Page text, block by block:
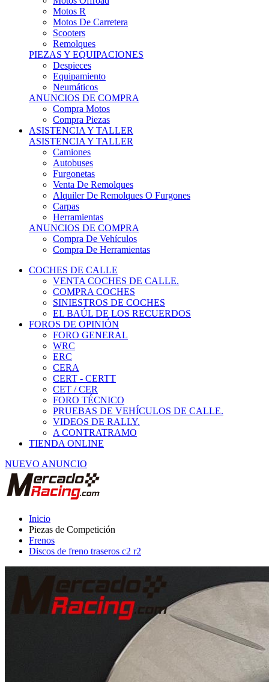
Motos R
Motos De Carretera
Scooters
Remolques
PIEZAS Y EQUIPACIONES
Despieces
Equipamiento
Neumáticos
ANUNCIOS DE COMPRA
Compra Motos
Compra Piezas
ASISTENCIA Y TALLER
ASISTENCIA Y TALLER
Camiones
Autobuses
Furgonetas
Venta De Remolques
Alquiler De Remolques O Furgones
Carpas
Herramientas
ANUNCIOS DE COMPRA
Compra De Vehículos
Compra De Herramientas
COCHES DE CALLE
VENTA COCHES DE CALLE.
COMPRA COCHES
SINIESTROS DE COCHES
EL BAÚL DE LOS RECUERDOS
FOROS DE OPINIÓN
FORO GENERAL
WRC
ERC
CERA
CERT - CERTT
CET / CER
FORO TÉCNICO
PRUEBAS DE VEHÍCULOS DE CALLE.
VIDEOS DE RALLY.
A CONTRATRAMO
TIENDA ONLINE
NUEVO ANUNCIO
Inicio
Piezas de Competición
Frenos
Discos de freno traseros c2 r2